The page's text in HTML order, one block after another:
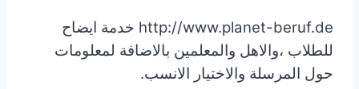
http://www.planet-beruf.de خدمة ايضاح
للطلاب ،والاهل والمعلمين بالاضافة لمعلومات
حول المرسلة والاختيار الانسب.